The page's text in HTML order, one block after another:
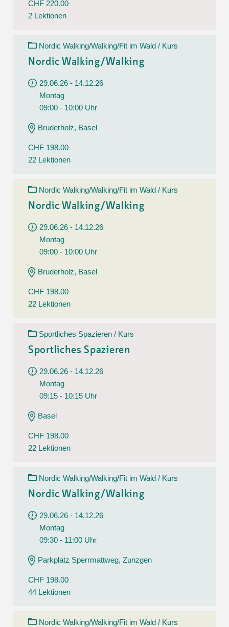
CHF 220.00
2 Lektionen
Nordic Walking/Walking/Fit im Wald / Kurs
Nordic Walking/Walking
29.06.26 - 14.12.26
Montag
09:00 - 10:00 Uhr
Bruderholz, Basel
CHF 198.00
22 Lektionen
Nordic Walking/Walking/Fit im Wald / Kurs
Nordic Walking/Walking
29.06.26 - 14.12.26
Montag
09:00 - 10:00 Uhr
Bruderholz, Basel
CHF 198.00
22 Lektionen
Sportliches Spazieren / Kurs
Sportliches Spazieren
29.06.26 - 14.12.26
Montag
09:15 - 10:15 Uhr
Basel
CHF 198.00
22 Lektionen
Nordic Walking/Walking/Fit im Wald / Kurs
Nordic Walking/Walking
29.06.26 - 14.12.26
Montag
09:30 - 11:00 Uhr
Parkplatz Sperrmattweg, Zunzgen
CHF 198.00
44 Lektionen
Nordic Walking/Walking/Fit im Wald / Kurs